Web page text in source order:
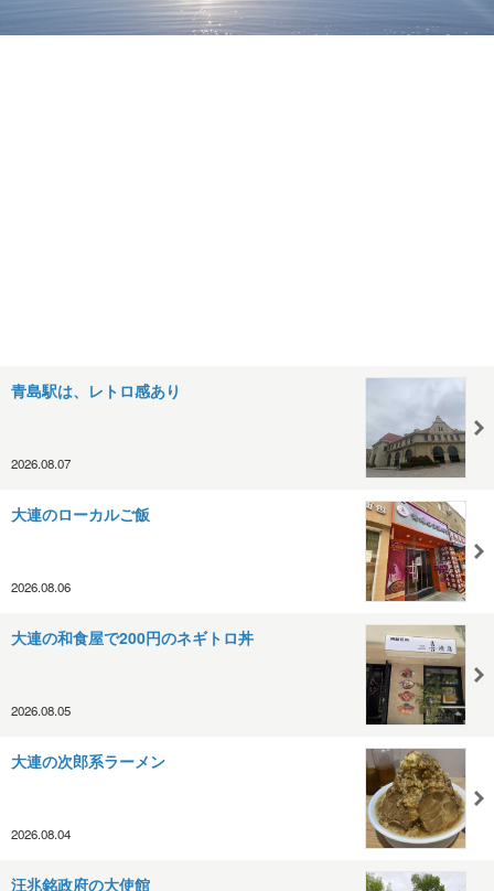
青島駅は、レトロ感あり
2026.08.07
大連のローカルご飯
2026.08.06
大連の和食屋で200円のネギトロ丼
2026.08.05
大連の次郎系ラーメン
2026.08.04
汪兆銘政府の大使館